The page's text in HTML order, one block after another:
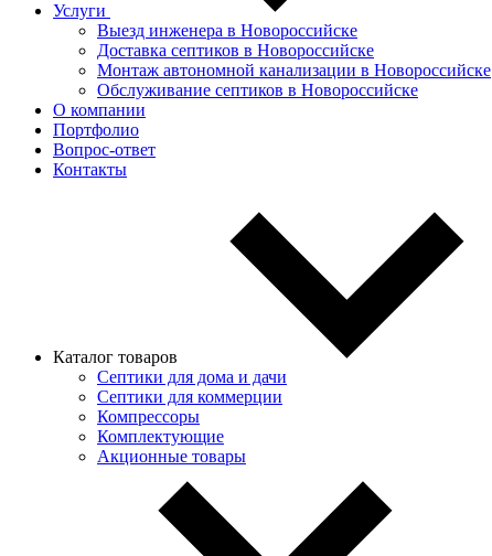
Услуги
Выезд инженера в Новороссийске
Доставка септиков в Новороссийске
Монтаж автономной канализации в Новороссийске
Обслуживание септиков в Новороссийске
О компании
Портфолио
Вопрос-ответ
Контакты
Каталог товаров
Септики для дома и дачи
Септики для коммерции
Компрессоры
Комплектующие
Акционные товары